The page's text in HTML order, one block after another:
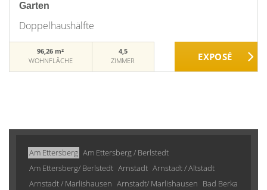
Garten
Doppelhaushälfte
96,26 m²
WOHNFLÄCHE
4,5
ZIMMER
Am Ettersberg Am Ettersberg / Berlstedt
Am Ettersberg/ Berlstedt Arnstadt Arnstadt / Altstadt
Arnstadt / Marlishausen Arnstadt/ Marlishausen Bad Berka